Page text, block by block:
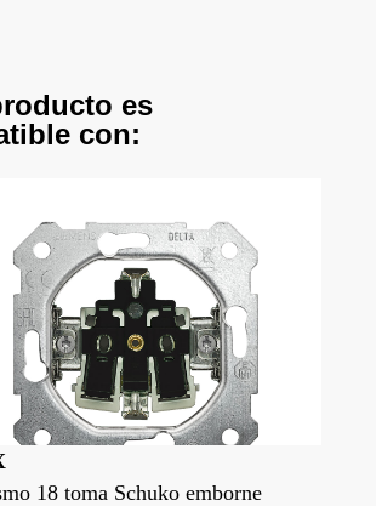
es
con:
18 toma Schuko emborne